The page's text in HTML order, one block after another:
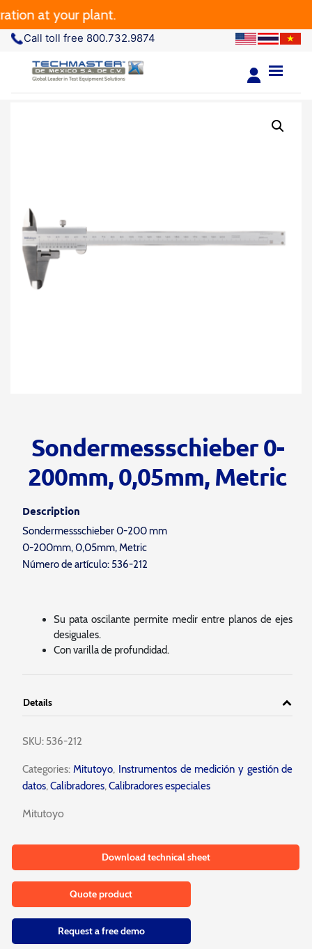
at your plant.
Call toll free 800.732.9874
Sondermessschieber 0-
200mm, 0,05mm, Metric
Description
Sondermessschieber 0-200 mm
0-200mm, 0,05mm, Metric
Número de artículo: 536-212
Su pata oscilante permite medir entre planos de ejes
desiguales.
Con varilla de profundidad.
Details
SKU: 536-212
Categories:Mitutoyo, Instrumentos de medición y gestión de
datos,Calibradores,Calibradores especiales
Mitutoyo
Download technical sheet
Quote product
Request a free demo